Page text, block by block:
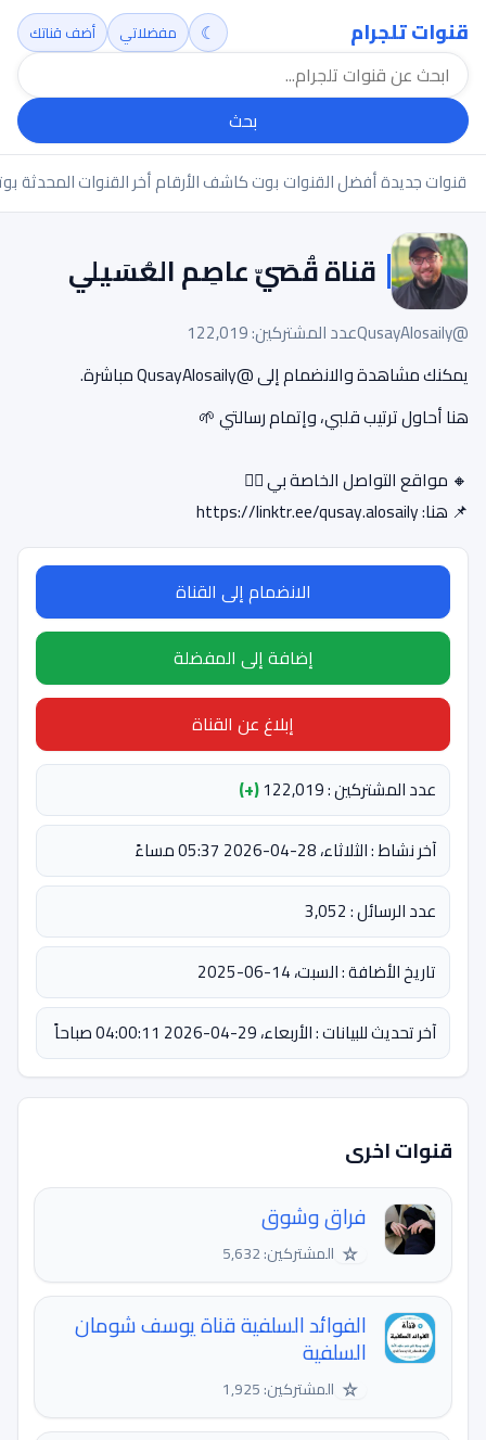
قنوات تلجرام
بحث
☾ مفضلاتي أضف قناتك
قنوات جديدةأفضل القنواتبوت كاشف الأرقامأخر القنوات المحدثة
قناة قُصَيّ عاصِم العُسَيلي
@QusayAlosaily
عدد المشتركين: 122,019
يمكنك مشاهدة والانضمام إلى @QusayAlosaily مباشرة.
هنا أحاول ترتيب قلبي، وإتمام رسالتي 🌱
🔸 مواقع التواصل الخاصة بي 👇🏻
📌 هنا: https://linktr.ee/qusay.alosaily
الانضمام إلى القناة
إضافة إلى المفضلة
إبلاغ عن القناة
عدد المشتركين : 122,019
(+)
آخر نشاط : الثلاثاء، 28-04-2026 05:37 مساءً
عدد الرسائل : 3,052
تاريخ الأضافة : السبت، 14-06-2025
آخر تحديث للبيانات : الأربعاء، 29-04-2026 04:00:11 صباحاً
قنوات اخرى
فراق وشوق
☆ المشتركين: 5,632
الفوائد السلفية قناة يوسف شومان
السلفية
☆ المشتركين: 1,925